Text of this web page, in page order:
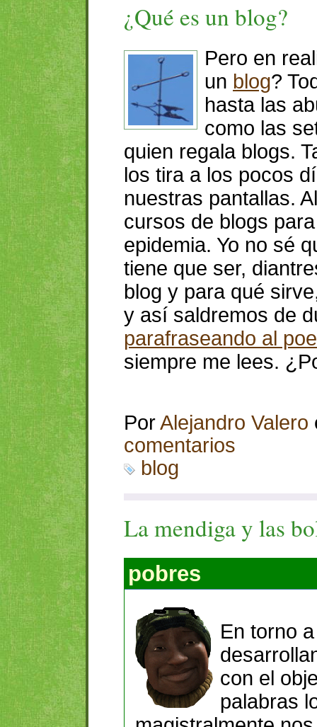
¿Qué es un blog?
Pero en
un blog?
hasta las
como las
quien regala blogs.
los tira a los pocos
nuestras pantallas.
cursos de blogs
epidemia. Yo no sé
tiene que ser,
blog y para qué
y así saldremos de
parafraseando al
siempre me lees.
PorAlejandro Valero
comentarios
blog
La mendiga y las
pobres
En torno
con el
palabras